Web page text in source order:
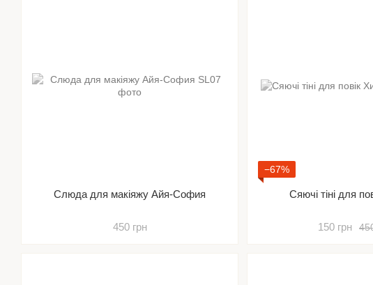
Слюда для макіяжу Айя-София
450 грн
−67%
Сяючі тіні для
150 грн